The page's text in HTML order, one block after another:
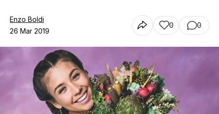
Chi siamo
Contatti
Enzo Boldi
26 Mar 2019
0 0